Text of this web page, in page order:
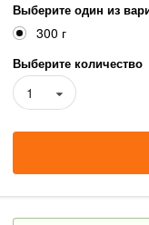
Выберите один из
300 г
Выберите количество
1